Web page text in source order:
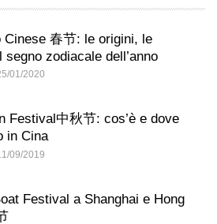
Cinese 春节: le origini, le
zodiacale dell’anno
01/2020
Festival中秋节: cos’è e dove
in Cina
09/2019
Festival a Shanghai e Hong